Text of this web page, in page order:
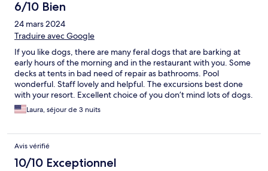
6/10 Bien
24 mars 2024
Traduire avec Google
If you like dogs, there are many feral dogs that are barking at
early hours of the morning and in the restaurant with you. Some
decks at tents in bad need of repair as bathrooms. Pool
wonderful. Staff lovely and helpful. The excursions best done
with your resort. Excellent choice of you don’t mind lots of dogs.
Laura, séjour de 3 nuits
Avis vérifié
10/10 Exceptionnel